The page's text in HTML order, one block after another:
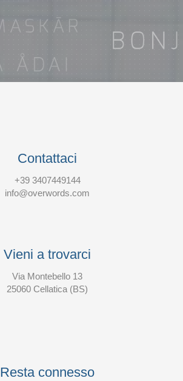
Contattaci
+39 3407449144
info@overwords.com
Vieni a trovarci
Via Montebello 13
25060 Cellatica (BS)
Resta connesso